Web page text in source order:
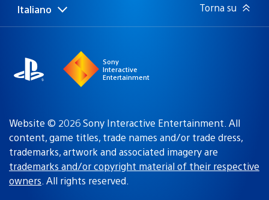
Seleziona
Regione
Italiano Torna su
Sony
Interactive
Entertainment
Website © 2026 Sony Interactive Entertainment. All
content, game titles, trade names and/or trade dress,
trademarks, artwork and associated imagery are
trademarks and/or copyright material of their respective
owners. All rights reserved.